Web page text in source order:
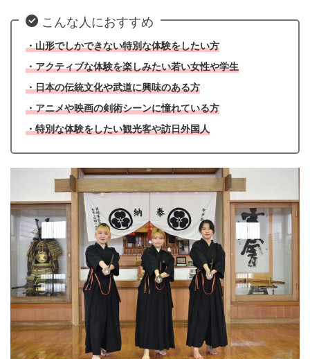
こんな人におすすめ
・山形でしかできない特別な体験をしたい方
・アクティブな体験を楽しみたい若い女性や学生
・日本の伝統文化や武道に興味のある方
・アニメや映画の剣術シーンに憧れている方
・特別な体験をしたい観光客や訪日外国人